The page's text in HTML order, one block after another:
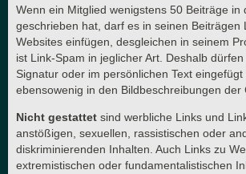
Wenn ein Mitglied wenigstens 50 Beiträge in
geschrieben hat, darf es in seinen Beiträgen
Websites einfügen, desgleichen in seinem
ist Link-Spam in jeglicher Art. Deshalb
Signatur oder im persönlichen Text eingefügt
ebensowenig in den Bildbeschreibungen der
Nicht gestattet sind werbliche Links und
anstößigen, sexuellen, rassistischen oder
diskriminierenden Inhalten. Auch Links zu
extremistischen oder fundamentalistischen